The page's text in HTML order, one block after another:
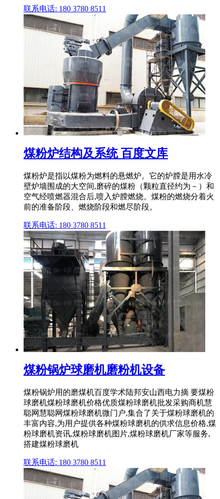
联系电话: 180 3780 8511
煤粉炉结构及系统 百度文库
煤粉炉是指以煤粉为燃料的悬燃炉。它的炉膛是用水冷
壁炉墙围成的大空间,磨碎的煤粉（颗粒直径约为－）和
空气经喷燃器混合后,喷入炉膛燃烧。煤粉的燃烧分着火
前的准备阶段、燃烧阶段和燃尽阶段。
联系电话: 180 3780 8511
煤粉锅炉球磨机磨粉机设备
煤粉锅炉用的磨煤机百度学术陆邦安山西电力摘 要煤粉
球磨机煤粉球磨机价格优质煤粉球磨机批发采购商机慧
聪网慧聪网煤粉球磨机微门户,集合了关于煤粉球磨机的
丰富内容,为用户提供各种煤粉球磨机的供求信息价格,煤
粉球磨机资讯,煤粉球磨机图片,煤粉球磨机厂家等服务,
搭建煤粉球磨机
联系电话: 180 3780 8511